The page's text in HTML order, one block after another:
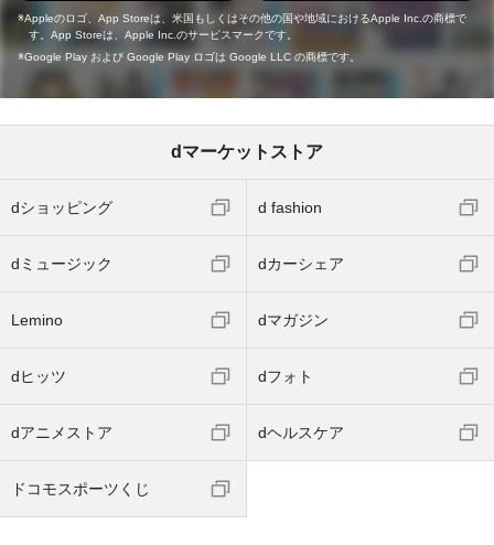
Appleのロゴ、App Storeは、米国もしくはその他の国や地域におけるApple Inc.の商標で
す。App Storeは、Apple Inc.のサービスマークです。
Google Play および Google Play ロゴは Google LLC の商標です。
dマーケットストア
dショッピング d fashion
dミュージック dカーシェア
Lemino dマガジン
dヒッツ dフォト
dアニメストア dヘルスケア
ドコモスポーツくじ